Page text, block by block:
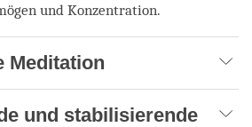
und Konzentration.
Meditation
und stabilisierende